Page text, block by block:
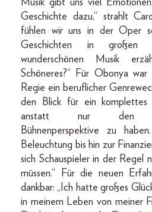
Musik gibt uns viel
Geschichte dazu,“ strahlt
fühlen wir uns in der Oper
Geschichten in
wunderschönen Musik
Schöneres?“ Für Obonya
Regie ein beruflicher
den Blick für ein komplettes
anstatt nur den
Bühnenperspektive zu
Beleuchtung bis hin zur
sich Schauspieler in der Regel
müssen.“ Für die neuen
dankbar: „Ich hatte großes
in meinem Leben von meiner